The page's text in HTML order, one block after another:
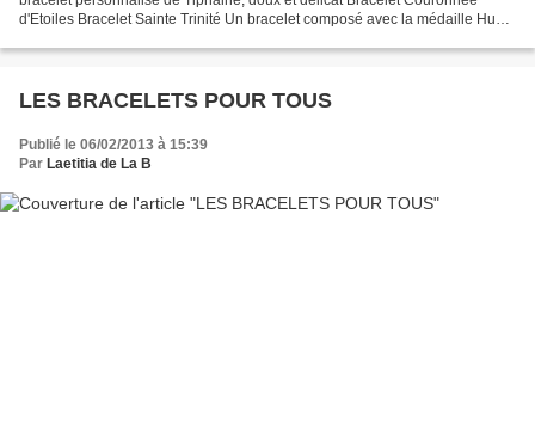
d'Etoiles Bracelet Sainte Trinité Un bracelet composé avec la médaille Hugo
LES BRACELETS POUR TOUS
Publié le 06/02/2013 à 15:39
Par Laetitia de La B